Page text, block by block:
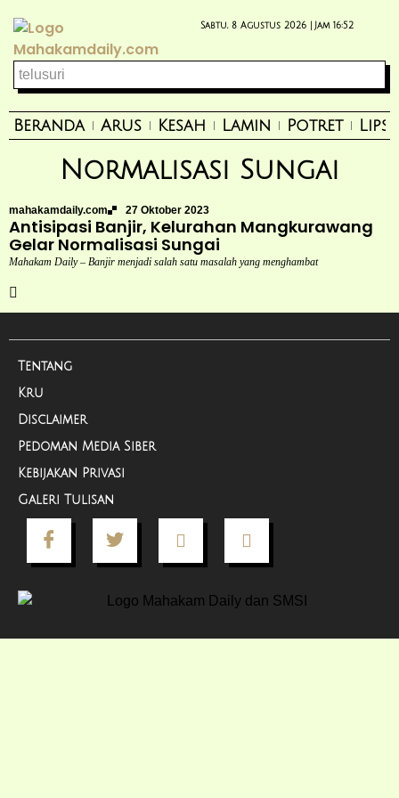
Sabtu, 8 Agustus 2026 | Jam 16:52
Beranda Arus Kesah Lamin Potret
Normalisasi Sungai
mahakamdaily.com 27 Oktober 2023
Antisipasi Banjir, Kelurahan Mangkurawang
Gelar Normalisasi Sungai
Mahakam Daily – Banjir menjadi salah satu masalah yang menghambat
Tentang
Kru
Disclaimer
Pedoman Media Siber
Kebijakan Privasi
Galeri Tulisan